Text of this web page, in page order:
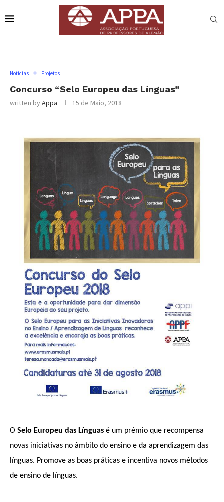
Notícias Projetos
Concurso “Selo Europeu das Línguas”
written byAppa 15 de Maio, 2018
O Selo Europeu das Línguas é um prémio que recompensa
novas iniciativas no âmbito do ensino e da aprendizagem das
línguas. Promove as boas práticas e incentiva novos métodos
de ensino de línguas.